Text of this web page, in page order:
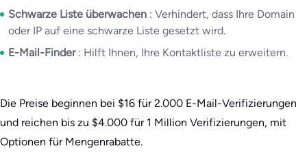
Schwarze Liste überwachen : Verhindert, dass Ihre Domain
oder IP auf eine schwarze Liste gesetzt wird.
E-Mail-Finder : Hilft Ihnen, Ihre Kontaktliste zu erweitern.
Die Preise beginnen bei $16 für 2.000 E-Mail-Verifizierungen
und reichen bis zu $4.000 für 1 Million Verifizierungen, mit
Optionen für Mengenrabatte.